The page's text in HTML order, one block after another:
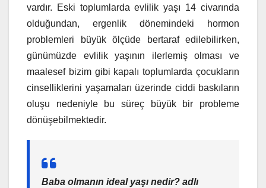
vardır. Eski toplumlarda evlilik yaşı 14 civarında
olduğundan, ergenlik dönemindeki hormon
problemleri büyük ölçüde bertaraf edilebilirken,
günümüzde evlilik yaşının ilerlemiş olması ve
maalesef bizim gibi kapalı toplumlarda çocukların
cinselliklerini yaşamaları üzerinde ciddi baskıların
oluşu nedeniyle bu süreç büyük bir probleme
dönüşebilmektedir.
Baba olmanın ideal yaşı nedir? adlı